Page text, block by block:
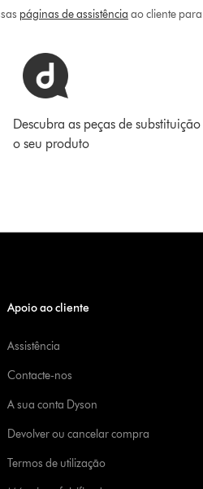
páginas de assistência ao cliente
Descubra as peças de
o seu produto
Apoio ao cliente
Assistência
Contacte-nos
A sua conta Dyson
Devolver ou cancelar compra
Termos de utilização